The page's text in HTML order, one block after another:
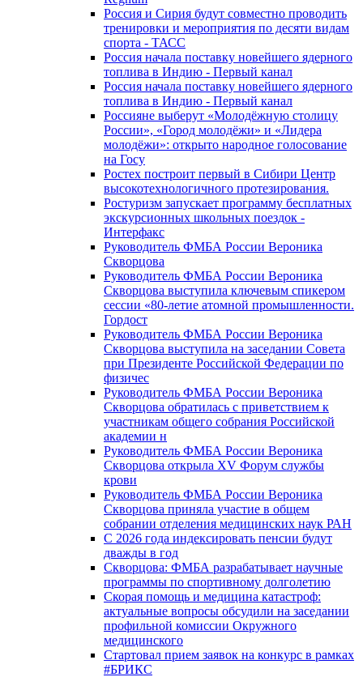
Россия и Сирия будут совместно проводить
тренировки и мероприятия по десяти видам
спорта - ТАСС
Россия начала поставку новейшего ядерного
топлива в Индию - Первый канал
Россия начала поставку новейшего ядерного
топлива в Индию - Первый канал
Россияне выберут «Молодёжную столицу
России», «Город молодёжи» и «Лидера
молодёжи»: открыто народное голосование
на Госу
Ростех построит первый в Сибири Центр
высокотехнологичного протезирования.
Ростуризм запускает программу бесплатных
экскурсионных школьных поездок -
Интерфакс
Руководитель ФМБА России Вероника
Скворцова
Руководитель ФМБА России Вероника
Скворцова выступила ключевым спикером
сессии «80-летие атомной промышленности.
Гордост
Руководитель ФМБА России Вероника
Скворцова выступила на заседании Совета
при Президенте Российской Федерации по
физичес
Руководитель ФМБА России Вероника
Скворцова обратилась с приветствием к
участникам общего собрания Российской
академии н
Руководитель ФМБА России Вероника
Скворцова открыла XV Форум службы
крови
Руководитель ФМБА России Вероника
Скворцова приняла участие в общем
собрании отделения медицинских наук РАН
С 2026 года индексировать пенсии будут
дважды в год
Скворцова: ФМБА разрабатывает научные
программы по спортивному долголетию
Скорая помощь и медицина катастроф:
актуальные вопросы обсудили на заседании
профильной комиссии Окружного
медицинского
Стартовал прием заявок на конкурс в рамках
#БРИКС